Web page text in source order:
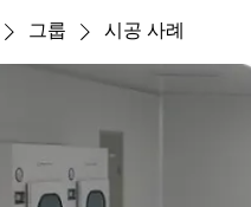
그룹 시공 사례